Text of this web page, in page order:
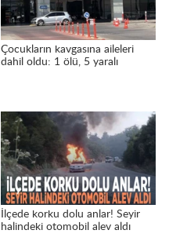
Çocukların kavgasına aileleri
dahil oldu: 1 ölü, 5 yaralı
İlçede korku dolu anlar! Seyir
halindeki otomobil alev aldı